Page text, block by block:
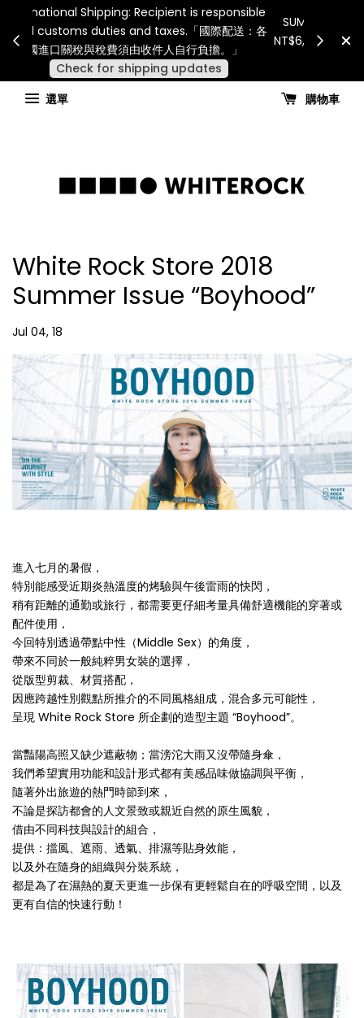
連假期間宅配服務將暫停配送。 如遇假日、天災或其
他不可抗力因素，出貨安排可能調整，敬請見諒
查看國內宅配最新公告
for all
國
選單
購物車
White Rock Store 2018
Summer Issue “Boyhood”
Jul 04, 18
進入七月的暑假，
特別能感受近期炎熱溫度的烤驗與午後雷雨的快閃，
稍有距離的通勤或旅行，都需要更仔細考量具備舒適機能的穿著或
配件使用，
今回特別透過帶點中性（Middle Sex）的角度，
帶來不同於一般純粹男女裝的選擇，
從版型剪裁、材質搭配，
因應跨越性別觀點所推介的不同風格組成，混合多元可能性，
呈現 White Rock Store 所企劃的造型主題 “Boyhood”。
當豔陽高照又缺少遮蔽物；當滂沱大雨又沒帶隨身傘，
我們希望實用功能和設計形式都有美感品味做協調與平衡，
隨著外出旅遊的熱門時節到來，
不論是探訪都會的人文景致或親近自然的原生風貌，
借由不同科技與設計的組合，
提供：擋風、遮雨、透氣、排濕等貼身效能，
以及外在隨身的組織與分裝系統，
都是為了在濕熱的夏天更進一步保有更輕鬆自在的呼吸空間，以及
更有自信的快速行動！